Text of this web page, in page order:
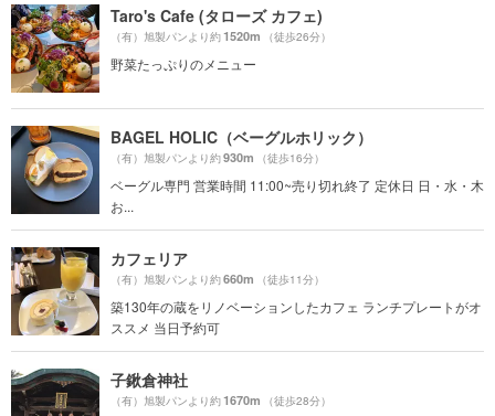
Taro's Cafe (タローズ カフェ)
（有）旭製パンより約1520m （徒歩26分）
野菜たっぷりのメニュー
BAGEL HOLIC（ベーグルホリック）
（有）旭製パンより約930m （徒歩16分）
ベーグル専門 営業時間 11:00~売り切れ終了 定休日 日・水・木
お...
カフェリア
（有）旭製パンより約660m （徒歩11分）
築130年の蔵をリノベーションしたカフェ ランチプレートがオ
ススメ 当日予約可
子鍬倉神社
（有）旭製パンより約1670m （徒歩28分）